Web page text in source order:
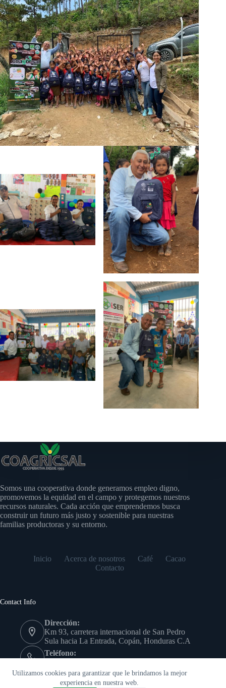
Utilizamos cookies para garantizar que le brindamos la mejor
experiencia en nuestra web.
Somos una cooperativa donde generamos empleo digno,
promovemos la equidad en el campo y protegemos nuestros
recursos naturales. Cada acción que emprendemos busca
construir un futuro más justo y sostenible para nuestras
familias productoras y su entorno.
Inicio Acerca de nosotros Café
Cacao
Contacto
Contact Info
Dirección:
Km 93, carretera internacional de San Pedro
Sula hacia La Entrada, Copán, Honduras C.A
Teléfono:
Copyright © - Cooperativa Agrícola Cafetalera San Antonio
Limitada